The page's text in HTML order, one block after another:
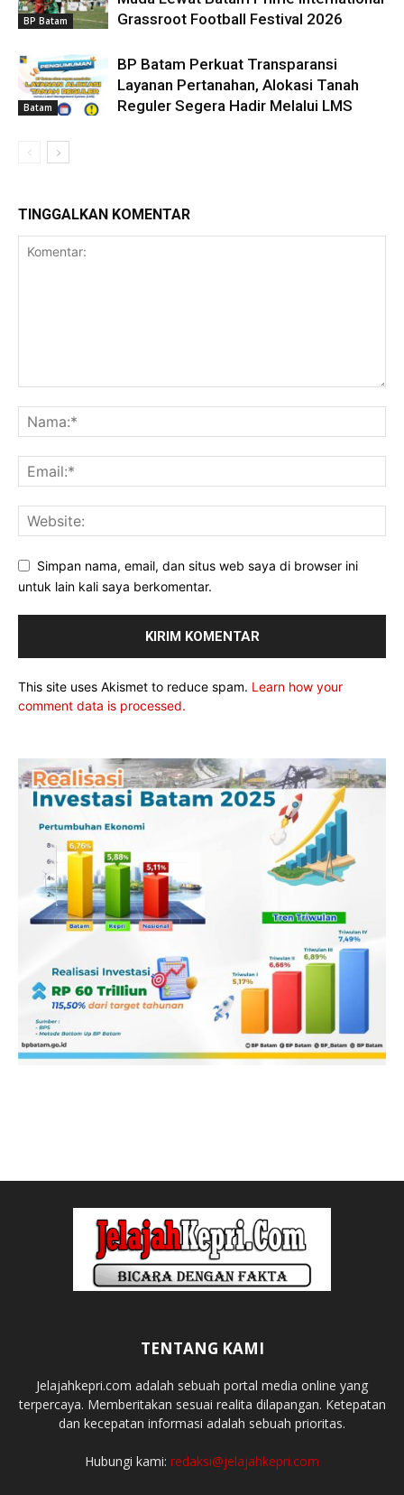
BP Batam
Grassroot Football Festival 2026
Batam
BP Batam Perkuat Transparansi
Layanan Pertanahan, Alokasi Tanah
Reguler Segera Hadir Melalui LMS
TINGGALKAN KOMENTAR
Simpan nama, email, dan situs web saya di browser ini
untuk lain kali saya berkomentar.
This site uses Akismet to reduce spam. Learn how your
comment data is processed.
TENTANG KAMI
Jelajahkepri.com adalah sebuah portal media online yang
terpercaya. Memberitakan sesuai realita dilapangan. Ketepatan
dan kecepatan informasi adalah sebuah prioritas.
Hubungi kami: redaksi@jelajahkepri.com